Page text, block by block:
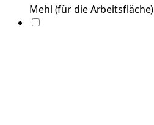
Mehl (für die Arbeitsfläche)